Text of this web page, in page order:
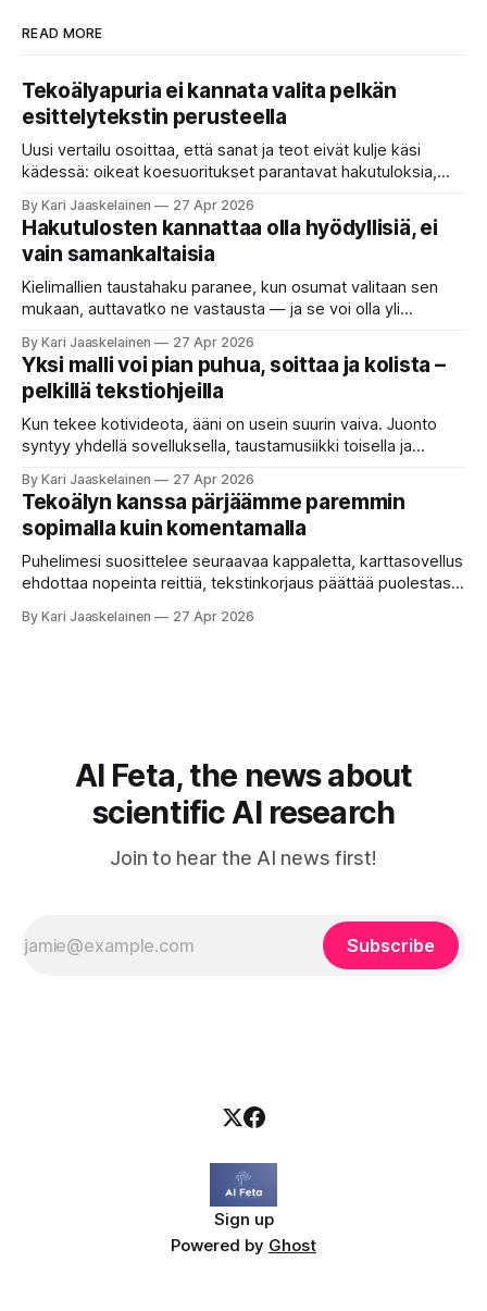
READ MORE
Tekoälyapuria ei kannata valita pelkän
esittelytekstin perusteella
Uusi vertailu osoittaa, että sanat ja teot eivät kulje käsi
kädessä: oikeat koesuoritukset parantavat hakutuloksia,
etsimässä verkosta apuria, joka hoitaisi puolestasi arjen
askareita: täyttäisi lomakkeen, järjestäisi matkasuunnitelman
tai seulisi pitkän asiakirjakasan ydinkohdat. Vastassa on
valikoima, joka muistuttaa sovelluskauppaa steroideilla.
Jokainen ”tekoälyagentti” lupaa paljon
By Kari Jaaskelainen 27 Apr 2026
Hakutulosten kannattaa olla hyödyllisiä, ei
vain samankaltaisia
Kielimallien taustahaku paranee, kun osumat valitaan sen
mukaan, auttavatko ne vastausta — ja se voi olla yli
että kysyt työpaikan chat-robotilta: “Mitä viime kuun
kokouspäiväkirjassa päätettiin etätyöpäivistä?” Robotti
selaa arkistoja ja poimii sinulle pätkän, jossa toistellaan, mitä
etätyö tarkoittaa. Teksti on aiheeltaan lähellä kysymystä,
By Kari Jaaskelainen 27 Apr 2026
Yksi malli voi pian puhua, soittaa ja kolista –
pelkillä tekstiohjeilla
Kun tekee kotivideota, ääni on usein suurin vaiva. Juonto
syntyy yhdellä sovelluksella, taustamusiikki toisella ja
erilaisia komentoja, eikä mikään niistä oikein “puhu”
toistensa kanssa. Lopputulos on pienen palapelityön tulos.
Vuosia on ajateltu, että näin tämän kuuluukin mennä. Puhe
on sanoja ja lauseita – hyvin jäsenneltyä.
By Kari Jaaskelainen 27 Apr 2026
Tekoälyn kanssa pärjäämme paremmin
sopimalla kuin komentamalla
Puhelimesi suosittelee seuraavaa kappaletta, karttasovellus
ehdottaa nopeinta reittiä, tekstinkorjaus päättää puolestasi,
tottelee sinua sokeasti. Useammin huomaat itse
By Kari Jaaskelainen 27 Apr 2026
AI Feta, the news about
scientific AI research
Join to hear the AI news first!
Subscribe
Sign up
Powered by Ghost